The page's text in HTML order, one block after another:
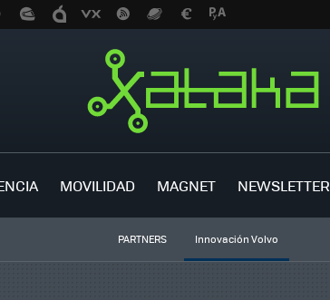
MOVILIDAD MAGNET NEWSLETTER
PARTNERS Innovación Volvo